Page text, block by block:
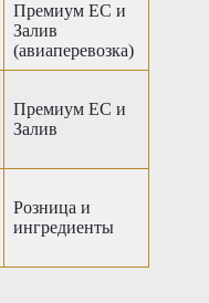
Премиум ЕС и
Залив
(авиаперевозка)
Премиум ЕС и
Залив
Розница и
ингредиенты